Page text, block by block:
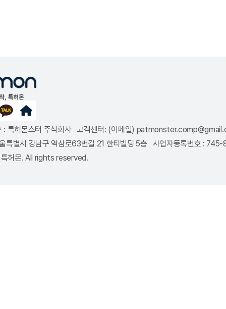
: 특허몬스터 주식회사 고객센터: (이메일)
특별시 강남구 역삼로63번길 21 한티빌딩 5층 사업자등록번호 :
허몬. All rights reserved.